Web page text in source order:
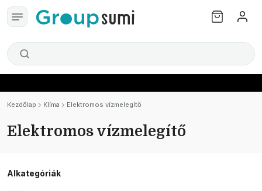
Kezdőlap Klíma Elektromos vízmelegítő
Elektromos vízmelegítő
Alkategóriák